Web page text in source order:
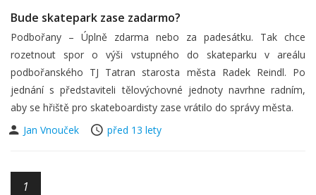
Bude skatepark zase zadarmo?
Podbořany – Úplně zdarma nebo za padesátku. Tak chce
rozetnout spor o výši vstupného do skateparku v areálu
podbořanského TJ Tatran starosta města Radek Reindl. Po
jednání s představiteli tělovýchovné jednoty navrhne radním,
aby se hřiště pro skateboardisty zase vrátilo do správy města.
Jan Vnouček
před 13 lety
1